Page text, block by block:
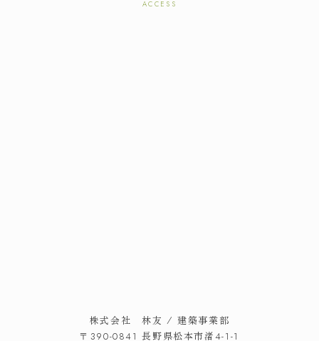
ACCESS
株式会社 林友 / 建築事業部
〒390-0841 長野県松本市渚4-1-1